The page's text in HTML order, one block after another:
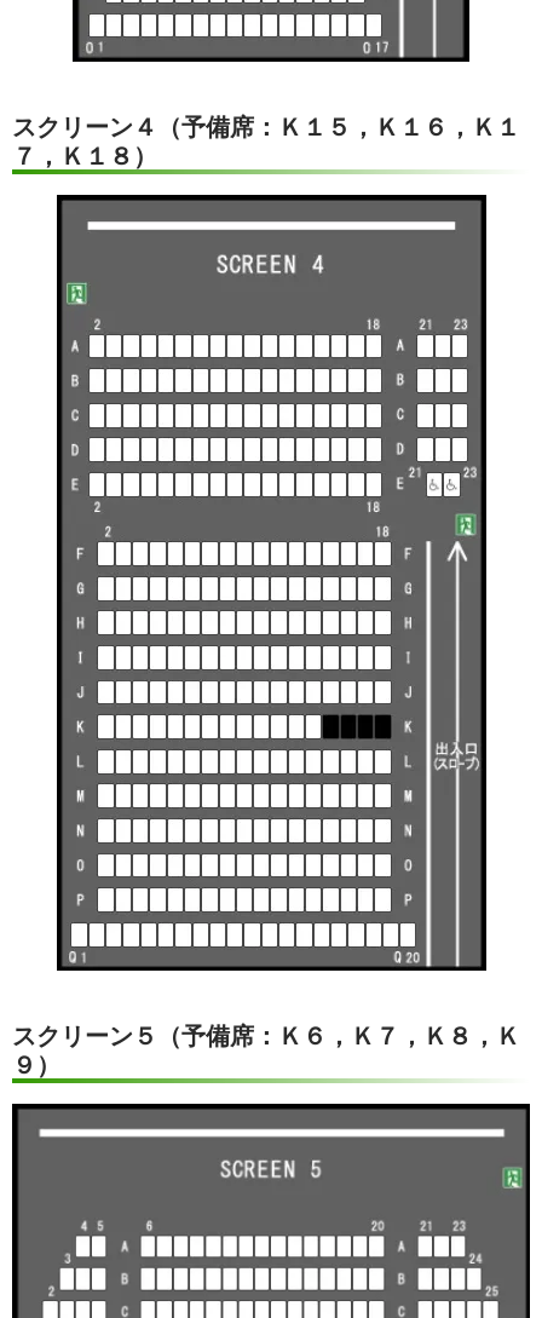
スクリーン４（予備席：Ｋ１５，Ｋ１６，Ｋ１
７，Ｋ１８）
スクリーン５（予備席：Ｋ６，Ｋ７，Ｋ８，Ｋ
９）